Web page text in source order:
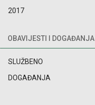
2017
OBAVIJESTI I DOGAĐANJA
SLUŽBENO
DOGAĐANJA